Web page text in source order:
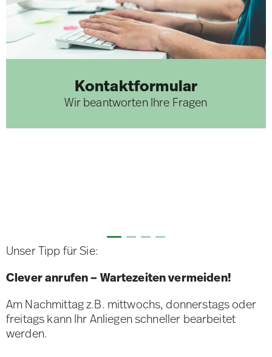
Kontaktformular
Wir beantworten Ihre Fragen
Unser Tipp für Sie:
Clever anrufen – Wartezeiten vermeiden!
Am Nachmittag z.B. mittwochs, donnerstags oder
freitags kann Ihr Anliegen schneller bearbeitet
werden.